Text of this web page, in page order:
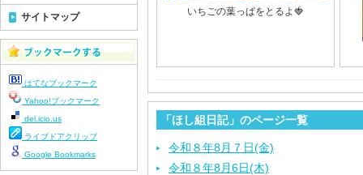
いちごの葉っぱをとるよ🍓
「ほし組日記」のページ一覧
令和８年8月７日(金)
令和８年8月6日(木)
サイトマップ
はてなブックマーク
Yahoo!ブックマーク
del.icio.us
ライブドアクリップ
Google Bookmarks